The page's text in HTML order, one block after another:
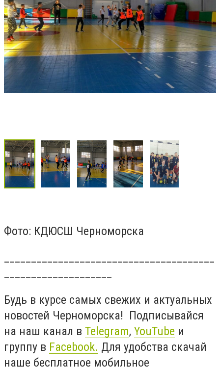
Фото: КДЮСШ Черноморска
Будь в курсе самых свежих и актуальных
новостей Черноморска! Подписывайся
на наш канал в Telegram, YouTube и
группу в Facebook. Для удобства скачай
наше бесплатное мобильное